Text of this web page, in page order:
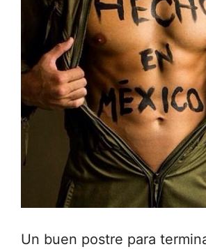
Un buen postre para